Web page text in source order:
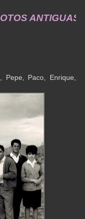
DE ...
Pepe, Paco, Enrique,